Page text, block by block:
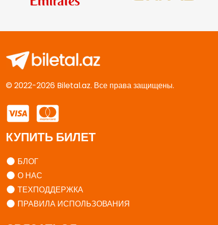
© 2022-2026 Biletal.az. Все права защищены.
КУПИТЬ БИЛЕТ
БЛОГ
О НАС
ТЕХПОДДЕРЖКА
ПРАВИЛА ИСПОЛЬЗОВАНИЯ